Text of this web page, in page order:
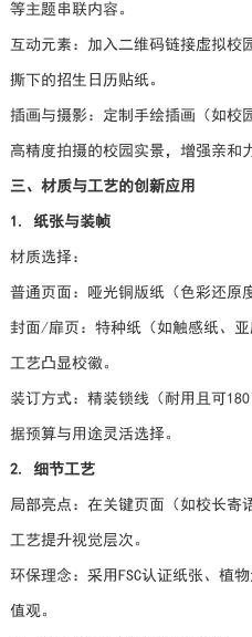
等主题串联内容。
互动元素：加入二维码链接虚拟
撕下的招生日历贴纸。
插画与摄影：定制手绘插画（如校
高精度拍摄的校园实景，增强亲和
三、材质与工艺的创新应用
1. 纸张与装帧
材质选择：
普通页面：哑光铜版纸（色彩还原
封面/扉页：特种纸（如触感纸、
工艺凸显校徽。
装订方式：精装锁线（耐用且可
据预算与用途灵活选择。
2. 细节工艺
局部亮点：在关键页面（如校长寄
工艺提升视觉层次。
环保理念：采用FSC认证纸张、植
值观。